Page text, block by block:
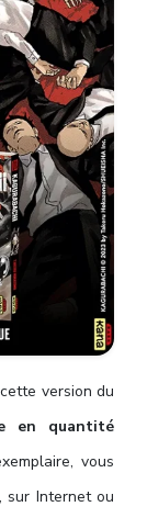
version du
en quantité
vous
sur Internet ou